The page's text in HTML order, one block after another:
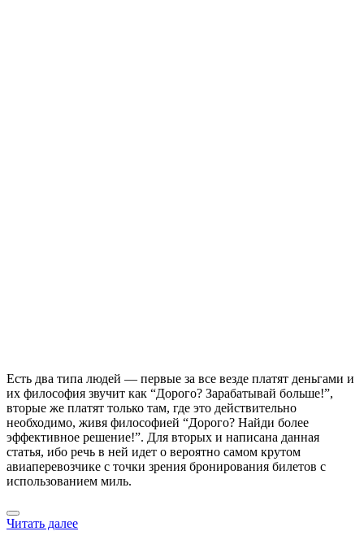
Есть два типа людей — первые за все везде платят деньгами и
их философия звучит как “Дорого? Зарабатывай больше!”,
вторые же платят только там, где это действительно
необходимо, живя философией “Дорого? Найди более
эффективное решение!”. Для вторых и написана данная
статья, ибо речь в ней идет о вероятно самом крутом
авиаперевозчике с точки зрения бронирования билетов с
использованием миль.
Читать далее